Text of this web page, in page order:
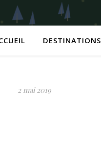
DESTINATIONS
2 mai 2019